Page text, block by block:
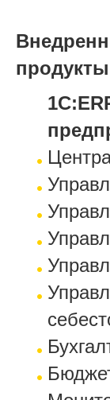
продукты